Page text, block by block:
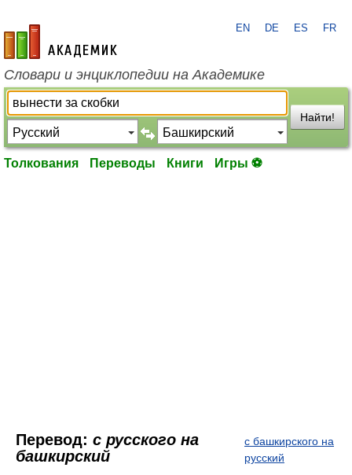
academic.ru
EN DE ES FR
Словари и энциклопедии на Академике
Найти!
Толкования Переводы Книги Игры ⚽
Перевод: с русского на
башкирский
с башкирского на
русский